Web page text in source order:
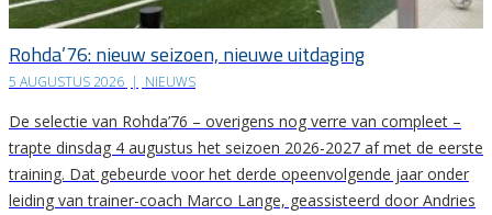
Rohda’76: nieuw seizoen, nieuwe uitdaging
5 AUGUSTUS 2026 | NIEUWS
De selectie van Rohda’76 – overigens nog verre van compleet –
trapte dinsdag 4 augustus het seizoen 2026-2027 af met de eerste
training. Dat gebeurde voor het derde opeenvolgende jaar onder
leiding van trainer-coach Marco Lange, geassisteerd door Andries